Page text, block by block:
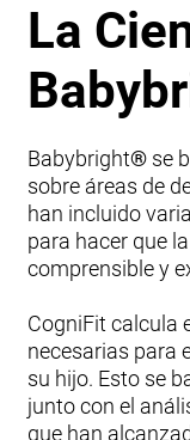
La
Babybright®se
sobre áreas de
han incluido
para hacer que
comprensible y
CogniFit calcula
necesarias para
su hijo. Esto se
junto con el
que han